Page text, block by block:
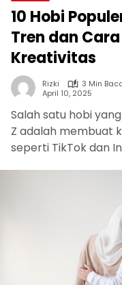
10 Hobi
Tren dan
Kreativitas
Rizki
3 Min
April 10, 2025
Salah satu hobi
Z adalah membuat
seperti TikTok dan